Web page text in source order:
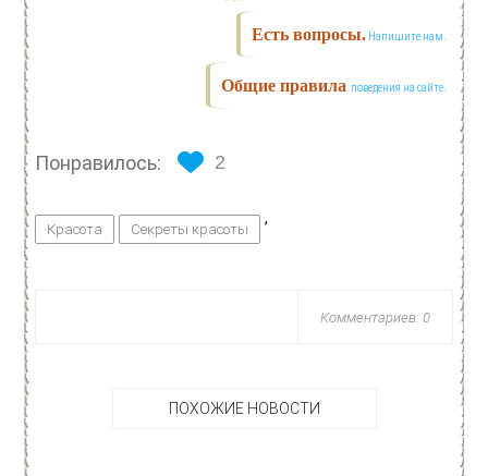
Есть вопросы. Напишите нам.
Общие правила поведения на сайте.
Понравилось: 2
Красота
,
Секреты красоты
Комментариев: 0
ПОХОЖИЕ НОВОСТИ